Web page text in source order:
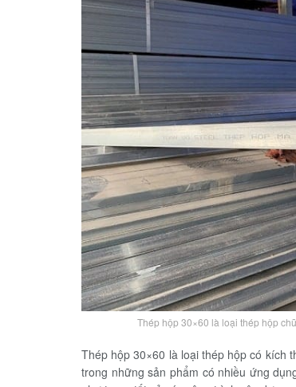
Thép hộp 30×60 là loại thép hộp
Thép hộp 30×60 là loại thép hộp có kích
trong những sản phẩm có nhiều ứng